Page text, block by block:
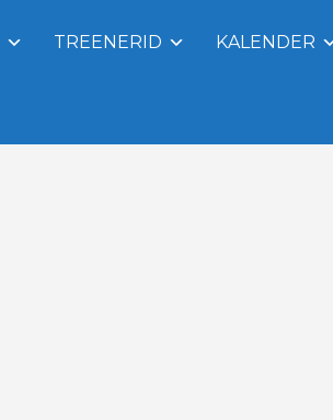
TREENERID KALENDER